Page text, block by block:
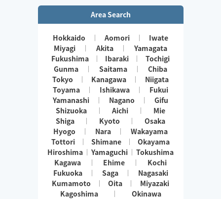
Area Search
Hokkaido Aomori
Iwate
Miyagi
Akita
Yamagata
Fukushima
Ibaraki
Tochigi
Gunma
Saitama
Chiba
Tokyo
Kanagawa
Niigata
Toyama
Ishikawa
Fukui
Yamanashi
Nagano
Gifu
Shizuoka
Aichi
Mie
Shiga
Kyoto
Osaka
Hyogo
Nara
Wakayama
Tottori
Shimane
Okayama
Hiroshima
Yamaguchi
Tokushima
Kagawa
Ehime
Kochi
Fukuoka
Saga
Nagasaki
Kumamoto
Oita
Miyazaki
Kagoshima
Okinawa